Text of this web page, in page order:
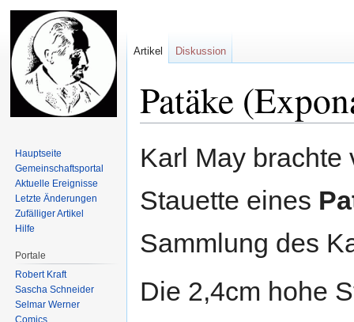
Patäke
Navigation
Suche
Karl May
Stauette eines
Sammlung des
Die 2,4cm hohe
Artikel Diskussion
Hauptseite
Gemeinschafts­portal
Aktuelle Ereignisse
Letzte Änderungen
Zufälliger Artikel
Hilfe
Portale
Robert Kraft
Sascha Schneider
Selmar Werner
Comics